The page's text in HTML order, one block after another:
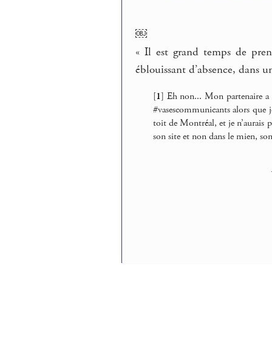
￼
« Il est grand temps de
éblouissant d’absence, dans
[1] Eh non... Mon partenaire a
#vasescommunicants alors
toit de Montréal, et je n’aurais
son site et non dans le mien,